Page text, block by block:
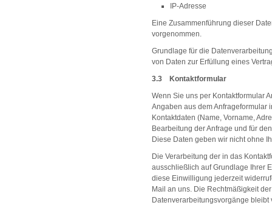
IP-Adresse
Eine Zusammenführung dieser
vorgenommen.
Grundlage für die
von Daten zur Erfüllung eines
3.3 Kontaktformular
Wenn Sie uns per Kontaktformular
Angaben aus dem Anfrageformular
Kontaktdaten (Name, Vorname,
Bearbeitung der Anfrage und für
Diese Daten geben wir nicht ohne
Die Verarbeitung der in das
ausschließlich auf Grundlage Ihrer
diese Einwilligung jederzeit
Mail an uns. Die Rechtmäßigkeit
Datenverarbeitungsvorgänge bleibt